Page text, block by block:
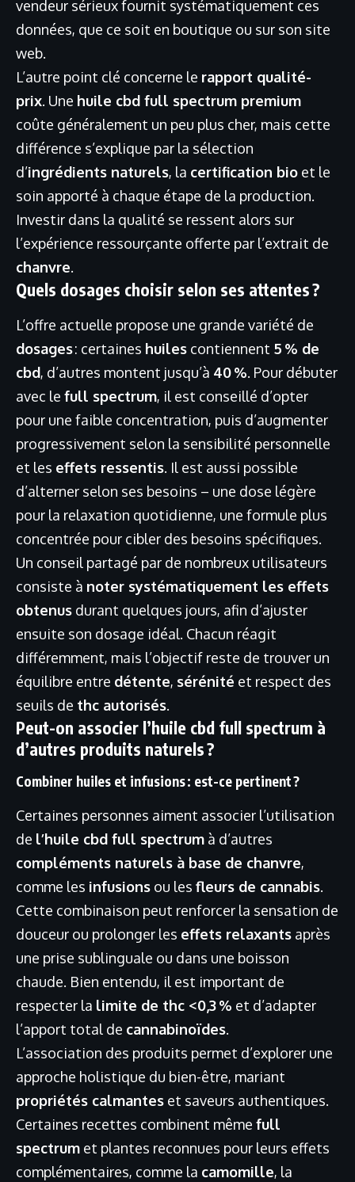
vendeur sérieux fournit systématiquement ces
données, que ce soit en boutique ou sur son site
web.
L’autre point clé concerne le rapport qualité-
prix. Une huile cbd full spectrum premium
coûte généralement un peu plus cher, mais cette
différence s’explique par la sélection
d’ingrédients naturels, la certification bio et le
soin apporté à chaque étape de la production.
Investir dans la qualité se ressent alors sur
l’expérience ressourçante offerte par l’extrait de
chanvre.
Quels dosages choisir selon ses attentes ?
L’offre actuelle propose une grande variété de
dosages: certaines huiles contiennent 5 % de
cbd, d’autres montent jusqu’à 40 %. Pour débuter
avec le full spectrum, il est conseillé d’opter
pour une faible concentration, puis d’augmenter
progressivement selon la sensibilité personnelle
et les effets ressentis. Il est aussi possible
d’alterner selon ses besoins – une dose légère
pour la relaxation quotidienne, une formule plus
concentrée pour cibler des besoins spécifiques.
Un conseil partagé par de nombreux utilisateurs
consiste à noter systématiquement les effets
obtenus durant quelques jours, afin d’ajuster
ensuite son dosage idéal. Chacun réagit
différemment, mais l’objectif reste de trouver un
équilibre entre détente, sérénité et respect des
seuils de thc autorisés.
Peut-on associer l’huile cbd full spectrum à
d’autres produits naturels ?
Combiner huiles et infusions : est-ce pertinent ?
Certaines personnes aiment associer l’utilisation
de l’huile cbd full spectrum à d’autres
compléments naturels à base de chanvre,
comme les infusions ou les fleurs de cannabis.
Cette combinaison peut renforcer la sensation de
douceur ou prolonger les effets relaxants après
une prise sublinguale ou dans une boisson
chaude. Bien entendu, il est important de
respecter la limite de thc <0,3 % et d’adapter
l’apport total de cannabinoïdes.
L’association des produits permet d’explorer une
approche holistique du bien-être, mariant
propriétés calmantes et saveurs authentiques.
Certaines recettes combinent même full
spectrum et plantes reconnues pour leurs effets
complémentaires, comme la camomille, la